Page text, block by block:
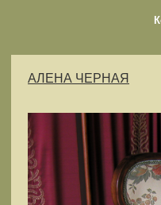
АЛЕНА ЧЕРНАЯ